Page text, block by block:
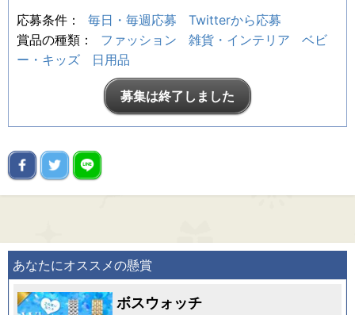
応募条件： 毎日・毎週応募
Twitterから応募
賞品の種類：
ファッション 雑貨・インテリア
ベビ
ー・キッズ
日用品
募集は終了しました
あなたにオススメの懸賞
ボスウォッチ